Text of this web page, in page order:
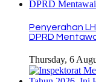
Penyerahan
DPRD
Thursday, 6